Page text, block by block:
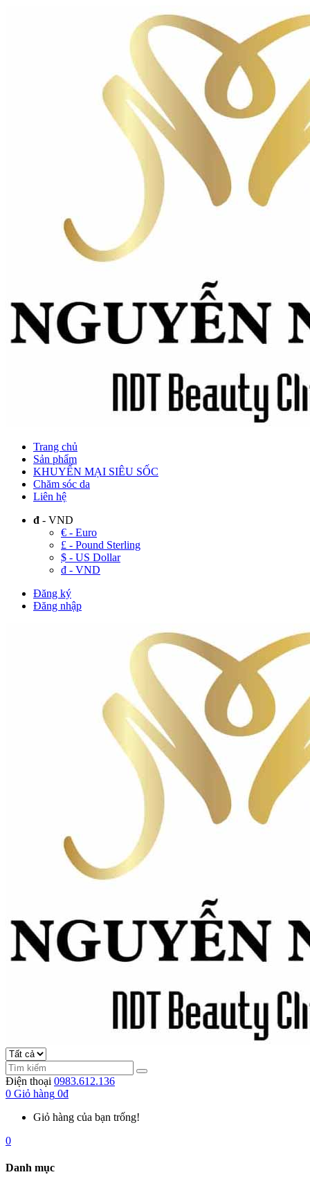
Trang chủ
Sản phẩm
KHUYẾN MẠI SIÊU SỐC
Chăm sóc da
Liên hệ
đ - VND
€ - Euro
£ - Pound Sterling
$ - US Dollar
đ - VND
Đăng ký
Đăng nhập
Điện thoại 0983.612.136
0 Giỏ hàng 0đ
Giỏ hàng của bạn trống!
0
Danh mục